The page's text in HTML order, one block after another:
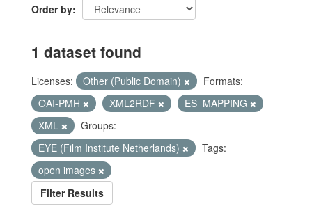
Order by
1 dataset found
Licenses: Other (Public Domain)
Formats:
OAI-PMH
XML2RDF
ES_MAPPING
XML
Groups:
EYE (Film Institute Netherlands)
Tags:
open images
Filter Results